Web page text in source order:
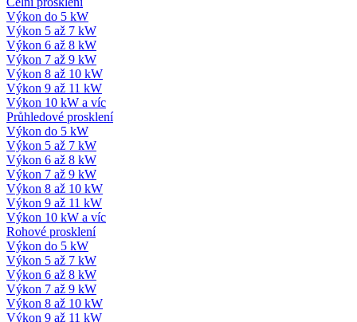
Výkon do 5 kW
Výkon 5 až 7 kW
Výkon 6 až 8 kW
Výkon 7 až 9 kW
Výkon 8 až 10 kW
Výkon 9 až 11 kW
Výkon 10 kW a víc
Průhledové prosklení
Výkon do 5 kW
Výkon 5 až 7 kW
Výkon 6 až 8 kW
Výkon 7 až 9 kW
Výkon 8 až 10 kW
Výkon 9 až 11 kW
Výkon 10 kW a víc
Rohové prosklení
Výkon do 5 kW
Výkon 5 až 7 kW
Výkon 6 až 8 kW
Výkon 7 až 9 kW
Výkon 8 až 10 kW
Výkon 9 až 11 kW